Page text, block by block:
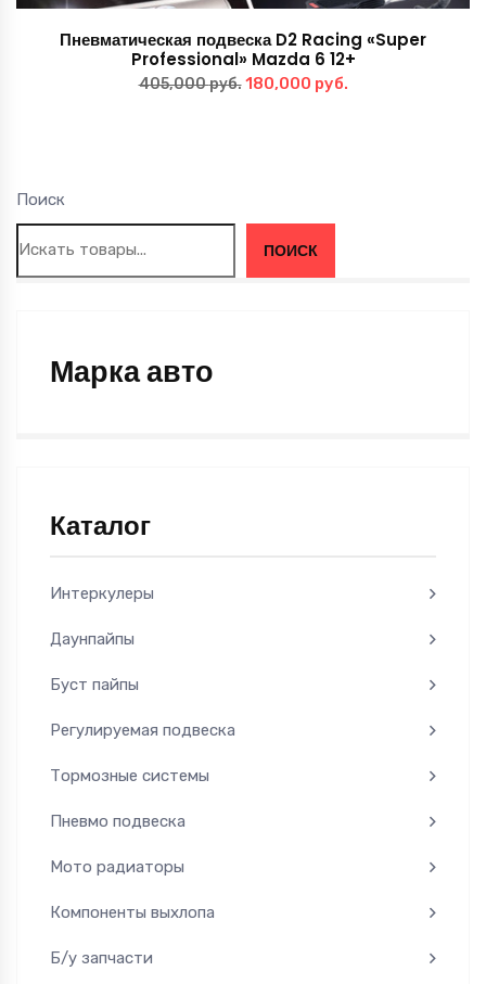
Поиск
ПОИСК
Марка авто
Каталог
Интеркулеры
Даунпайпы
Буст пайпы
Регулируемая подвеска
Тормозные системы
Пневмо подвеска
Мото радиаторы
Компоненты выхлопа
Б/у запчасти
Пневматическая подвеска D2 Racing «Super
Professional» Mazda 6 12+
405,000руб. Первоначальная
180,000 руб.Текущая